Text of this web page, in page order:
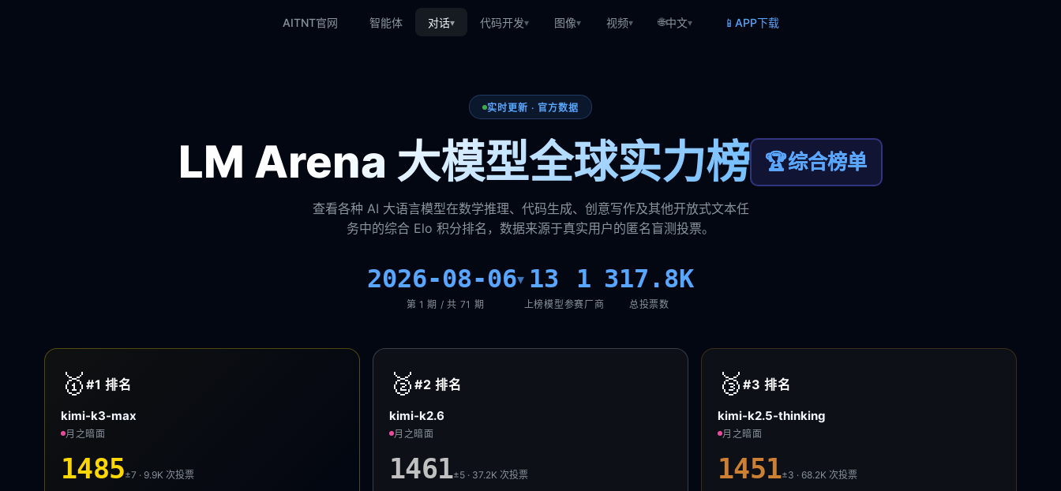
AITNT官网 智能体 对话▾ 代码开发▾ 图像▾ 视频▾ 🌐中文▾ 📱 APP下载
实时更新 · 官方数据
LM Arena 大模型全球实力榜 🏆综合榜单
查看各种 AI 大语言模型在数学推理、代码生成、创意写作及其他开放式文本任
务中的综合 Elo 积分排名，数据来源于真实用户的匿名盲测投票。
2026-08-06▾
第 1 期 / 共 71 期
13
上榜模型
1
参赛厂商
317.8K
总投票数
🥇 #1排名
kimi-k3-max
月之暗面
1485±7 · 9.9K次投票
🥈 #2排名
kimi-k2.6
月之暗面
1461±5 · 37.2K次投票
🥉 #3排名
kimi-k2.5-thinking
月之暗面
1451±3 · 68.2K次投票